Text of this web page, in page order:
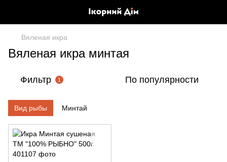
Вяленая икра
Вяленая икра минтая
Фильтр 1 По популярности
Вид рыбы Минтай